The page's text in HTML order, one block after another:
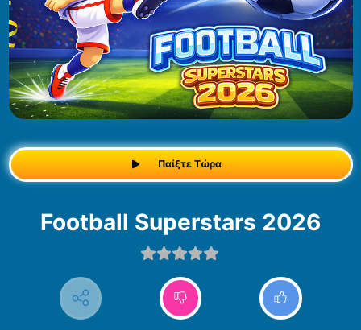
Παίξτε Τώρα
Football Superstars 2026